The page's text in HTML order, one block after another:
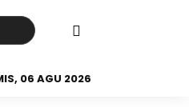
06 AGU 2026